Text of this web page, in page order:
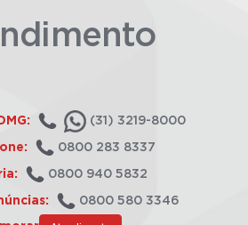
(31) 3219-8000
0800 283 8337
0800 940 5832
0800 580 3346